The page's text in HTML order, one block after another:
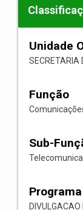
Unidade
SECRETARIA
Função
Sub-
Programa
DIVULGACAO